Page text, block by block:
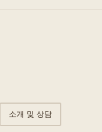
소개 및 상담